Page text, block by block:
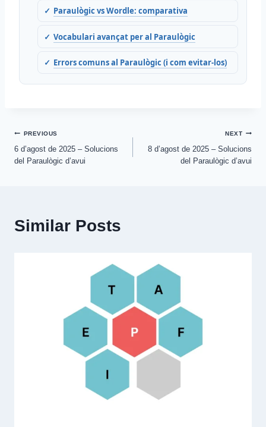
Paraulògic vs Wordle: comparativa
Vocabulari avançat per al Paraulògic
Errors comuns al Paraulògic (i com evitar-los)
Post
navigation
PREVIOUS
6 d’agost de 2025 – Solucions
del Paraulògic d’avui
NEXT
8 d’agost de 2025 – Solucions
del Paraulògic d’avui
Similar Posts